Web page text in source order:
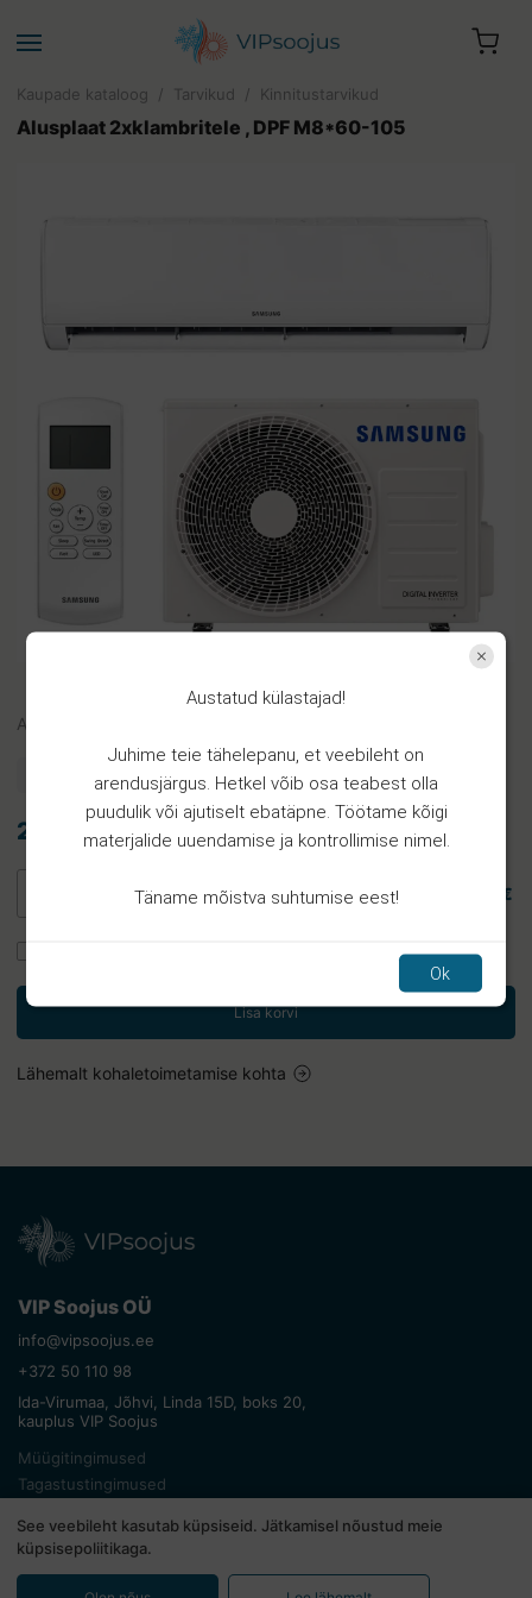
Teie ostukorv on tühi.
Kaupade kataloog / Tarvikud / Kinnitustarvikud
Alusplaat 2xklambritele , DPF M8*60-105
Art.
Toode on laos
2.02€
2.02 €
Lisa korvi
Lähemalt kohaletoimetamise kohta
VIP Soojus OÜ
info@vipsoojus.ee
+372 50 110 98
Ida-Virumaa, Jõhvi, Linda 15D, boks 20,
kauplus VIP Soojus
Müügitingimused
Tagastustingimused
See veebileht kasutab küpsiseid. Jätkamisel nõustud meie
küpsisepoliitikaga.
Austatud külastajad!
Juhime teie tähelepanu, et veebileht on
arendusjärgus. Hetkel võib osa teabest olla
puudulik või ajutiselt ebatäpne. Töötame kõigi
materjalide uuendamise ja kontrollimise nimel.
Täname mõistva suhtumise eest!
Ok